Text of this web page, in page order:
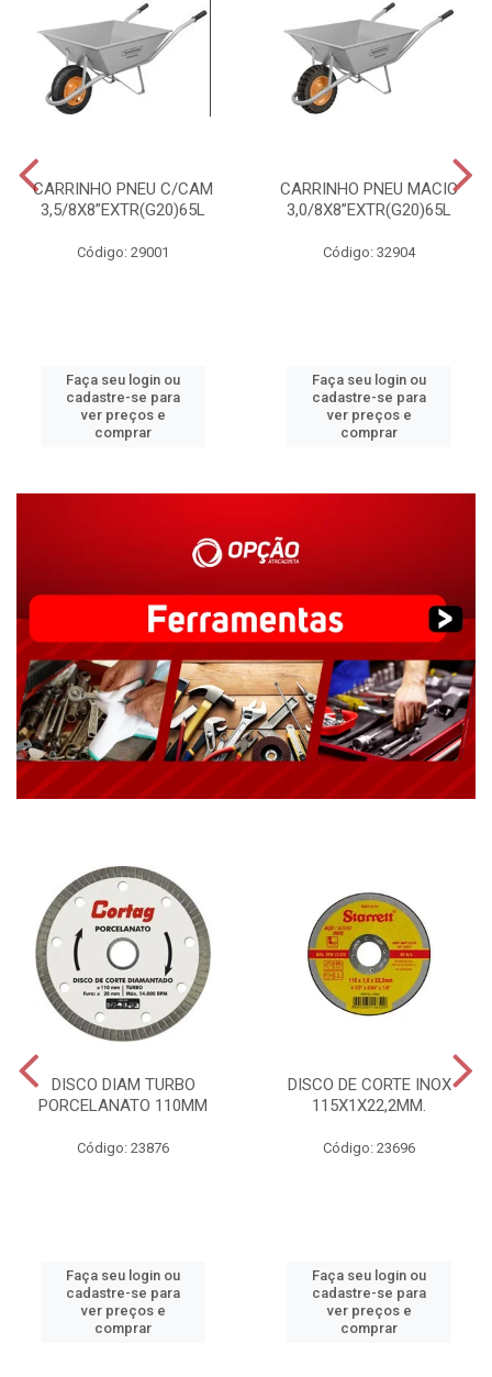
CARRINHO PNEU C/CAM
3,5/8X8”EXTR(G20)65L
Código: 29001
Faça seu login ou
cadastre-se para
ver preços e
comprar
CARRINHO PNEU MACIC
3,0/8X8”EXTR(G20)65L
Código: 32904
Faça seu login ou
cadastre-se para
ver preços e
comprar
DISCO DIAM TURBO
PORCELANATO 110MM
Código: 23876
Faça seu login ou
cadastre-se para
ver preços e
comprar
DISCO DE CORTE INOX
115X1X22,2MM.
Código: 23696
Faça seu login ou
cadastre-se para
ver preços e
comprar